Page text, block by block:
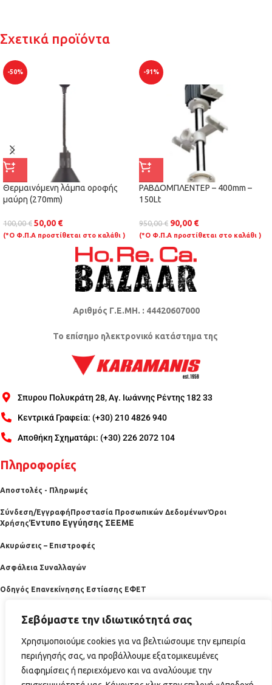
Σεβόμαστε την ιδιωτικότητά σας
Χρησιμοποιούμε cookies για να βελτιώσουμε την εμπειρία
περιήγησής σας, να προβάλλουμε εξατομικευμένες
διαφημίσεις ή περιεχόμενο και να αναλύουμε την
Σχετικά προϊόντα
-50%
Θερμαινόμενη λάμπα οροφής
μαύρη (270mm)
100,00€ 50,00 €
(*Ο Φ.Π.Α προστίθεται στο καλάθι )
-91%
ΡΑΒΔΟΜΠΛΕΝΤΕΡ – 400mm –
150Lt
950,00€ 90,00 €
(*Ο Φ.Π.Α προστίθεται στο καλάθι )
Αριθμός Γ.Ε.ΜΗ. : 44420607000
Το επίσημο ηλεκτρονικό κατάστημα της
Σπυρου Πολυκράτη 28, Αγ. Ιωάννης Ρέντης 182 33
Κεντρικά Γραφεία: (+30) 210 4826 940
Αποθήκη Σχηματάρι: (+30) 226 2072 104
Πληροφορίες
Αποστολές - Πληρωμές
Σύνδεση/ΕγγραφήΠροστασία Προσωπικών ΔεδομένωνΌροι
ΧρήσηςΈντυπο Εγγύησης ΣΕΕΜΕ
Ακυρώσεις – Επιστροφές
Ασφάλεια Συναλλαγών
Οδηγός Επανεκίνησης Εστίασης ΕΦΕΤ